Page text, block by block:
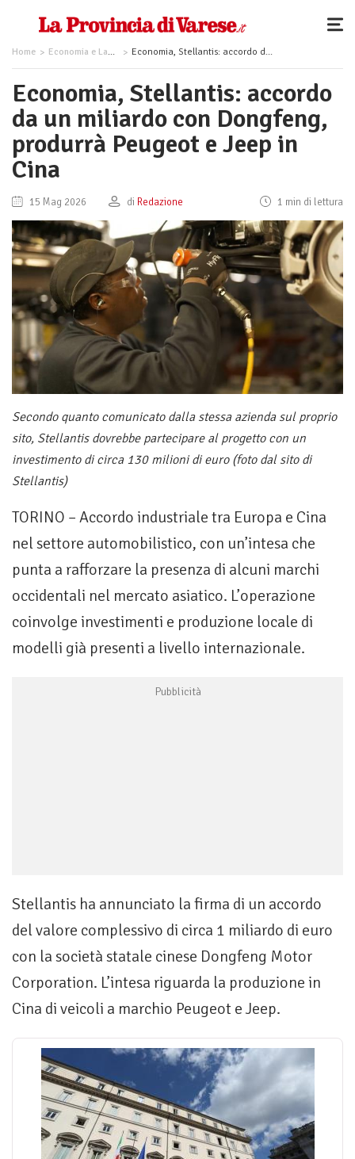
Home Economia e Lavoro Economia, Stellantis: accordo da un miliardo con Dongfeng, produrrà Peugeot e Jeep in Cina
Economia, Stellantis: accordo
da un miliardo con Dongfeng,
produrrà Peugeot e Jeep in
Cina
15 Mag 2026 di Redazione 1 min di lettura
Secondo quanto comunicato dalla stessa azienda sul proprio
sito, Stellantis dovrebbe partecipare al progetto con un
investimento di circa 130 milioni di euro (foto dal sito di
Stellantis)
TORINO – Accordo industriale tra Europa e Cina
nel settore automobilistico, con un’intesa che
punta a rafforzare la presenza di alcuni marchi
occidentali nel mercato asiatico. L’operazione
coinvolge investimenti e produzione locale di
modelli già presenti a livello internazionale.
Stellantis ha annunciato la firma di un accordo
del valore complessivo di circa 1 miliardo di euro
con la società statale cinese Dongfeng Motor
Corporation. L’intesa riguarda la produzione in
Cina di veicoli a marchio Peugeot e Jeep.